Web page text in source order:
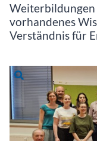
vorhandenes
Verständnis für